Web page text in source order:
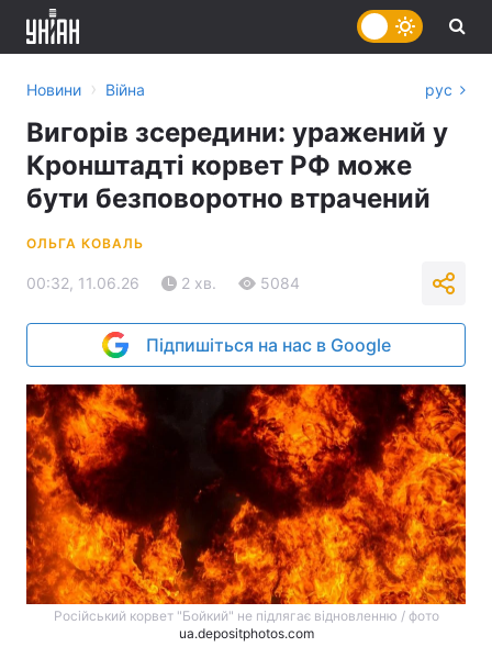
Новини › Війна рус
Вигорів зсередини: уражений у
Кронштадті корвет РФ може
бути безповоротно втрачений
ОЛЬГА КОВАЛЬ
00:32, 11.06.26 2 хв. 5084
Підпишіться на нас в Google
Російський корвет "Бойкий" не підлягає відновленню / фото
ua.depositphotos.com